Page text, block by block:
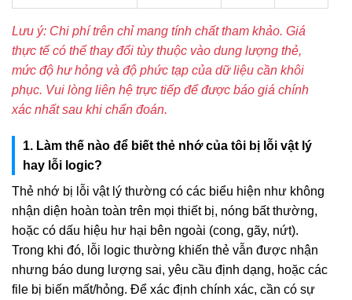
Lưu ý: Chi phí trên chỉ mang tính chất tham khảo. Giá
thực tế có thể thay đổi tùy thuộc vào dung lượng thẻ,
mức độ hư hỏng và độ phức tạp của dữ liệu cần khôi
phục. Vui lòng liên hệ trực tiếp để được báo giá chính
xác nhất sau khi chẩn đoán.
1. Làm thế nào để biết thẻ nhớ của tôi bị lỗi vật lý
hay lỗi logic?
Thẻ nhớ bị lỗi vật lý thường có các biểu hiện như không
nhận diện hoàn toàn trên mọi thiết bị, nóng bất thường,
hoặc có dấu hiệu hư hại bên ngoài (cong, gãy, nứt).
Trong khi đó, lỗi logic thường khiến thẻ vẫn được nhận
nhưng báo dung lượng sai, yêu cầu định dạng, hoặc các
file bị biến mất/hỏng. Để xác định chính xác, cần có sự